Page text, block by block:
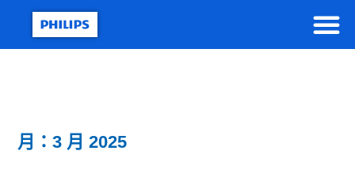
月：3 月 2025